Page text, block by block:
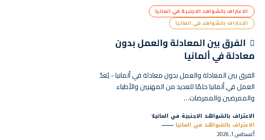
الاعتراف بالشواهد الاجنبية في المانيا
الاعتراف بالشواهد في المانيا
الفرق بين المعادلة والعمل بدون
معادلة في ألمانيا
الفرق بين المعادلة والعمل بدون معادلة في ألمانيا - يُعدّ
العمل في ألمانيا حلمًا للعديد من المهنيين والأطباء
والممرضين والممرضات…
الاعتراف بالشواهد الاجنبية في المانيا
الاعتراف بالشواهد في المانيا
أغسطس 1, 2026